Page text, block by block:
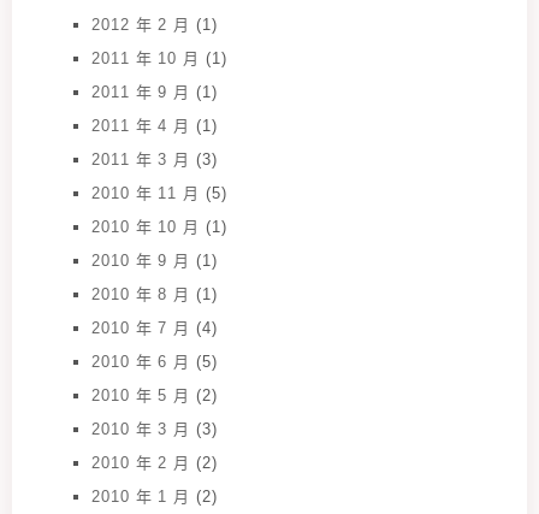
2012 年 2 月 (1)
2011 年 10 月 (1)
2011 年 9 月 (1)
2011 年 4 月 (1)
2011 年 3 月 (3)
2010 年 11 月 (5)
2010 年 10 月 (1)
2010 年 9 月 (1)
2010 年 8 月 (1)
2010 年 7 月 (4)
2010 年 6 月 (5)
2010 年 5 月 (2)
2010 年 3 月 (3)
2010 年 2 月 (2)
2010 年 1 月 (2)